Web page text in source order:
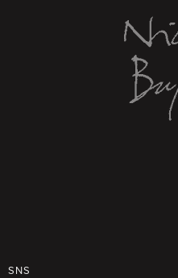
SNS